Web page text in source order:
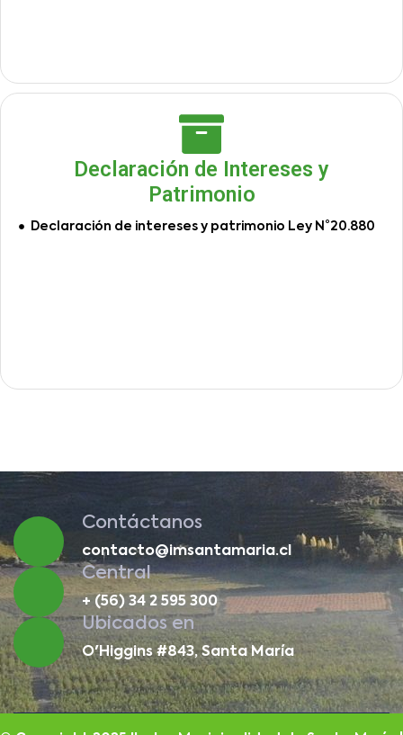
Declaración de Intereses y
Patrimonio
Declaración de intereses y patrimonio Ley N°20.880
Contáctanos
contacto@imsantamaria.cl
Central
+ (56) 34 2 595 300
Ubicados en
O'Higgins #843, Santa María